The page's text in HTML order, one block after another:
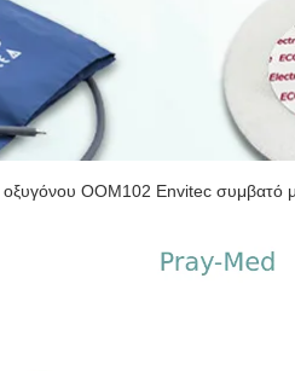
οξυγόνου OOM102 Envitec